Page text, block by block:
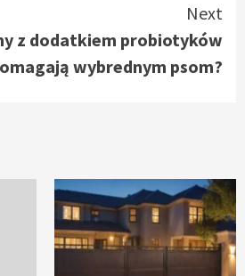
Next
z dodatkiem probiotyków
wybrednym psom?